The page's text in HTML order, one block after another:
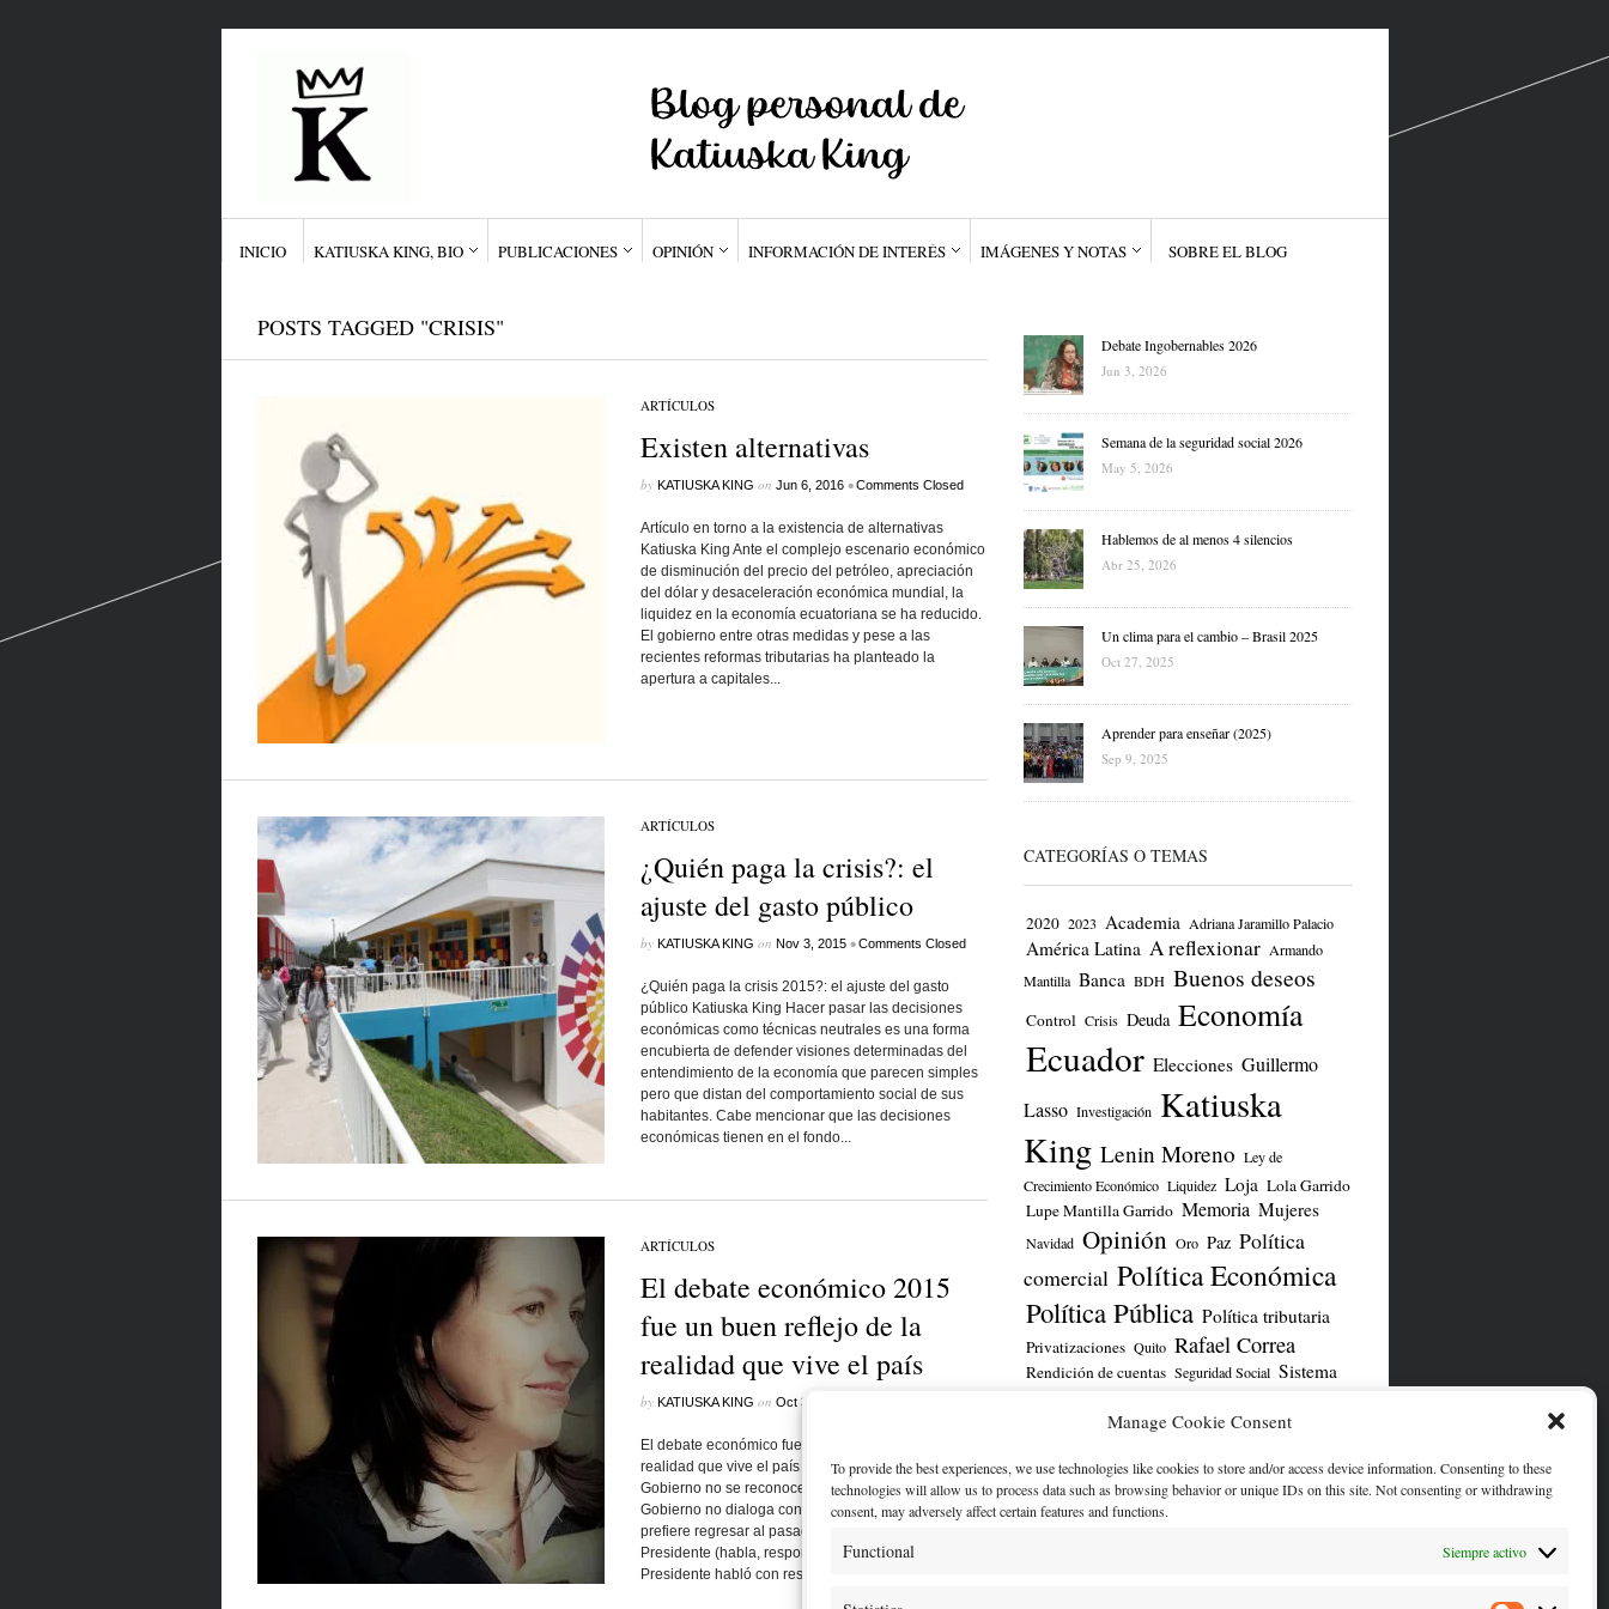
Manage Cookie Consent
To provide the best experiences, we use technologies like cookies to store and/or access device information. Consenting to these
technologies will allow us to process data such as browsing behavior or unique IDs on this site. Not consenting or withdrawing
consent, may adversely affect certain features and functions.
Functional Siempre activo
INICIO KATIUSKA KING, BIO PUBLICACIONES OPINIÓN INFORMACIÓN DE INTERÉS IMÁGENES Y NOTAS SOBRE EL BLOG
POSTS TAGGED "CRISIS"
ARTÍCULOS
Existen alternativas
by KATIUSKA KING on Jun 6, 2016 •Comments Closed
Artículo en torno a la existencia de alternativas
Katiuska King Ante el complejo escenario económico
de disminución del precio del petróleo, apreciación
del dólar y desaceleración económica mundial, la
liquidez en la economía ecuatoriana se ha reducido.
El gobierno entre otras medidas y pese a las
recientes reformas tributarias ha planteado la
apertura a capitales...
ARTÍCULOS
¿Quién paga la crisis?: el
ajuste del gasto público
by KATIUSKA KING on Nov 3, 2015 •Comments Closed
¿Quién paga la crisis 2015?: el ajuste del gasto
público Katiuska King Hacer pasar las decisiones
económicas como técnicas neutrales es una forma
encubierta de defender visiones determinadas del
entendimiento de la economía que parecen simples
pero que distan del comportamiento social de sus
habitantes. Cabe mencionar que las decisiones
económicas tienen en el fondo...
ARTÍCULOS
El debate económico 2015
fue un buen reflejo de la
realidad que vive el país
by KATIUSKA KING on Oct 30, 2015
El debate económico fue un buen reflejo de la
realidad que vive el país Katiuska King Desde el
Gobierno no se reconoce una recesión o crisis. El
Gobierno no dialoga con visiones no-ortodoxas y
prefiere regresar al pasado. El Gobierno es el
Presidente (habla, responde, pregunta y discrepa). El
Presidente habló con respeto y cariño...
Debate Ingobernables 2026
Jun 3, 2026
Semana de la seguridad social 2026
May 5, 2026
Hablemos de al menos 4 silencios
Abr 25, 2026
Un clima para el cambio – Brasil 2025
Oct 27, 2025
Aprender para enseñar (2025)
Sep 9, 2025
CATEGORÍAS O TEMAS
2020 2023 Academia Adriana Jaramillo Palacio
América Latina A reflexionar Armando
Mantilla Banca BDH Buenos deseos
Control Crisis Deuda Economía
Ecuador Elecciones Guillermo
Lasso Investigación Katiuska
King Lenin Moreno Ley de
Crecimiento Económico Liquidez Loja Lola Garrido
Lupe Mantilla Garrido Memoria Mujeres
Navidad Opinión Oro Paz Política
comercial Política Económica
Política Pública Política tributaria
Privatizaciones Quito Rafael Correa
Rendición de cuentas Seguridad Social Sistema
MI CUENTA DE TWITTER/X